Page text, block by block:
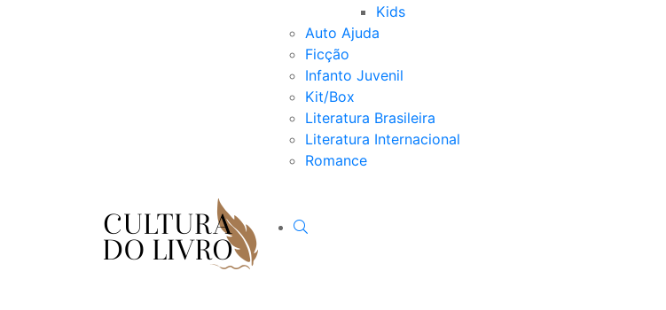
Kids
Auto Ajuda
Ficção
Infanto Juvenil
Kit/Box
Literatura Brasileira
Literatura Internacional
Romance